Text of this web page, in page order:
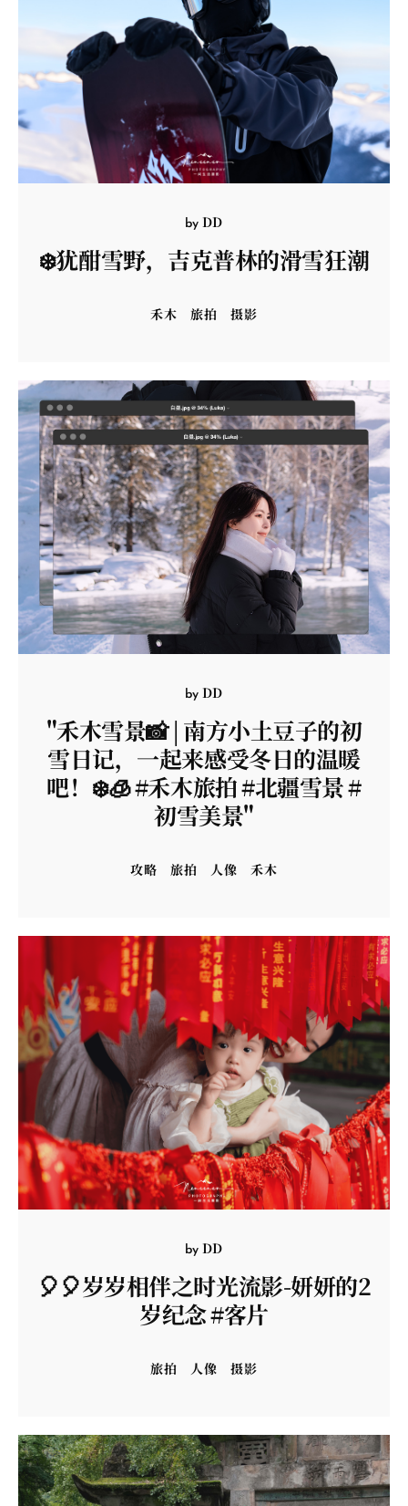
byDD
❄️犹酣雪野，吉克普林的滑雪狂潮
禾木 旅拍 摄影
byDD
"禾木雪景📸 | 南方小土豆子的初
雪日记，一起来感受冬日的温暖
吧！❄️🧊 #禾木旅拍 #北疆雪景 #
初雪美景"
攻略 旅拍 人像 禾木
byDD
🎈🎈岁岁相伴之时光流影-妍妍的2
岁纪念 #客片
旅拍 人像 摄影